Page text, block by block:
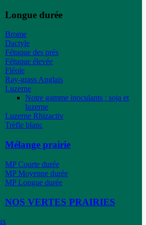
Longue durée
Brome
Dactyle
Fétuque des prés
Fétuque élevée
Fléole
Ray-grass Anglais
Luzerne
Notre gamme inoculants : soja et
luzerne
Luzerne Rhizactiv
Trèfle blanc
Mélange prairie
MP Courte durée
MP Moyenne durée
MP Longue durée
NOS VERTES PRAIRIES